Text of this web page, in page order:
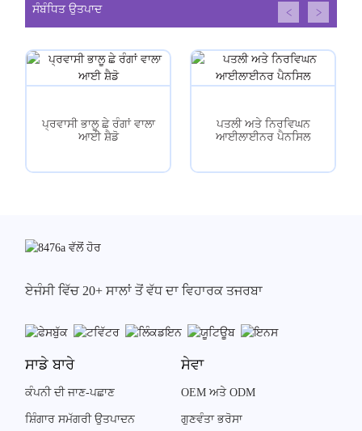
ਸੰਬੰਧਿਤ ਉਤਪਾਦ
ਪ੍ਰਵਾਸੀ ਭਾਲੂ ਛੇ ਰੰਗਾਂ ਵਾਲਾ
ਆਈ ਸ਼ੈਡੋ
ਪਤਲੀ ਅਤੇ ਨਿਰਵਿਘਨ
ਆਈਲਾਈਨਰ ਪੈਨਸਿਲ
ਏਜੰਸੀ ਵਿੱਚ 20+ ਸਾਲਾਂ ਤੋਂ ਵੱਧ ਦਾ ਵਿਹਾਰਕ ਤਜਰਬਾ
ਸਾਡੇ ਬਾਰੇ
ਕੰਪਨੀ ਦੀ ਜਾਣ-ਪਛਾਣ
ਸ਼ਿੰਗਾਰ ਸਮੱਗਰੀ ਉਤਪਾਦਨ
ਸੇਵਾ
OEM ਅਤੇ ODM
ਗੁਣਵੰਤਾ ਭਰੋਸਾ